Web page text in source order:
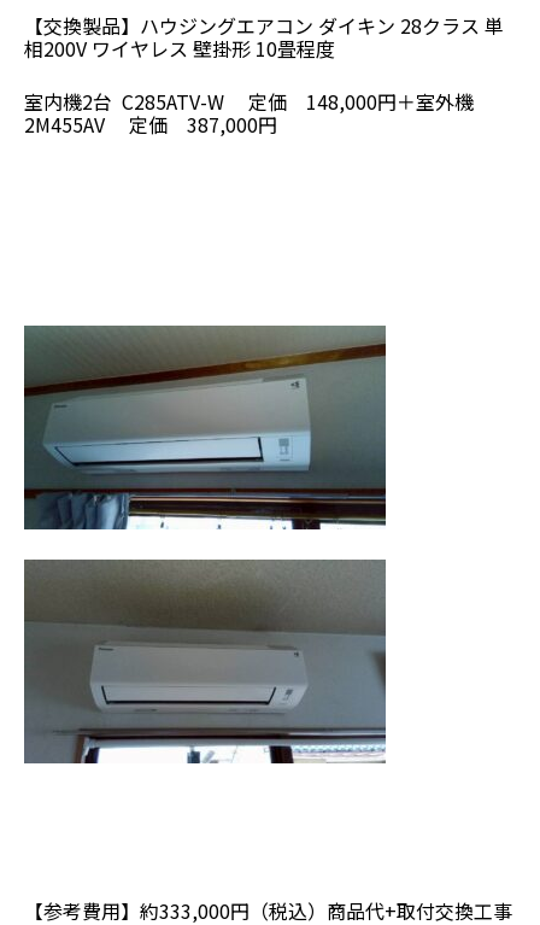
【交換製品】ハウジングエアコン ダイキン 28クラス 単
相200V ワイヤレス 壁掛形 10畳程度
室内機2台 C285ATV-W 定価 148,000円＋室外機
2M455AV 定価 387,000円
【参考費用】約333,000円（税込）商品代+取付交換工事